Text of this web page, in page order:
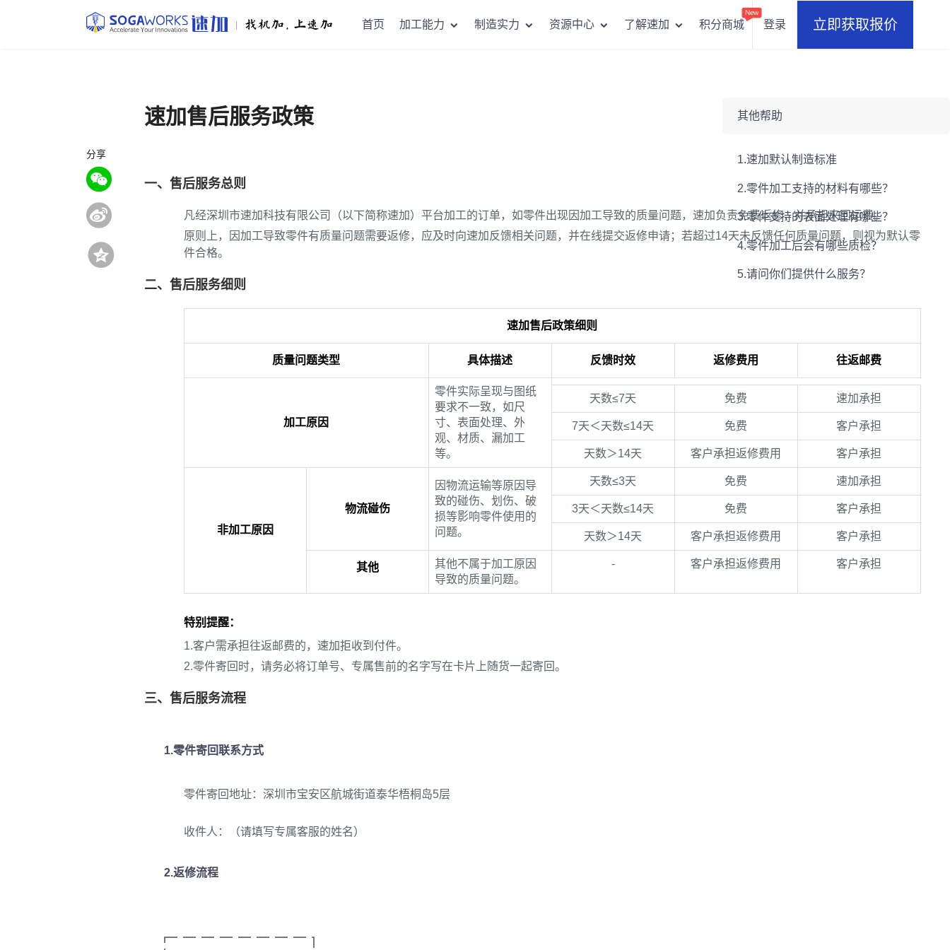
首页 加工能力 制造实力 资源中心 了解速加 积分商城
New
登录 立即获取报价
分享
速加售后服务政策
一、售后服务总则
凡经深圳市速加科技有限公司（以下简称速加）平台加工的订单，如零件出现因加工导致的质量问题，速加负责免费返修，并承担来回运费。
原则上，因加工导致零件有质量问题需要返修，应及时向速加反馈相关问题，并在线提交返修申请；若超过14天未反馈任何质量问题，则视为默认零
件合格。
二、售后服务细则
速加售后政策细则
质量问题类型 具体描述 反馈时效 返修费用 往返邮费
加工原因
零件实际呈现与图纸
要求不一致，如尺
寸、表面处理、外
观、材质、漏加工
等。
天数≤7天 免费 速加承担
7天＜天数≤14天 免费 客户承担
天数＞14天 客户承担返修费用 客户承担
非加工原因
物流碰伤
因物流运输等原因导
致的碰伤、划伤、破
损等影响零件使用的
问题。
天数≤3天 免费 速加承担
3天＜天数≤14天 免费 客户承担
天数＞14天 客户承担返修费用 客户承担
其他
其他不属于加工原因
导致的质量问题。
- 客户承担返修费用 客户承担
特别提醒：
1.客户需承担往返邮费的，速加拒收到付件。
2.零件寄回时，请务必将订单号、专属售前的名字写在卡片上随货一起寄回。
三、售后服务流程
1.零件寄回联系方式
零件寄回地址：深圳市宝安区航城街道泰华梧桐岛5层
收件人：（请填写专属客服的姓名）
2.返修流程
其他帮助
1.速加默认制造标准
2.零件加工支持的材料有哪些？
3.零件支持的表面处理有哪些？
4.零件加工后会有哪些质检？
5.请问你们提供什么服务？